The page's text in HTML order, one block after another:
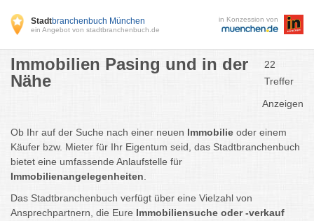
Stadtbranchenbuch München
ein Angebot von stadtbranchenbuch.de
in Konzession von
Immobilien Pasing und in der
Nähe
22
Treffer
Anzeigen
Ob Ihr auf der Suche nach einer neuen Immobilie oder einem
Käufer bzw. Mieter für Ihr Eigentum seid, das Stadtbranchenbuch
bietet eine umfassende Anlaufstelle für
Immobilienangelegenheiten
Das Stadtbranchenbuch verfügt über eine Vielzahl von
Ansprechpartnern, die Eure Immobiliensuche oder -verkauf